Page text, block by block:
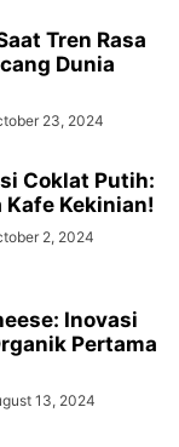
Tren Rasa
Dunia
23, 2024
Coklat Putih:
Kafe Kekinian!
2, 2024
Inovasi
Pertama
13, 2024